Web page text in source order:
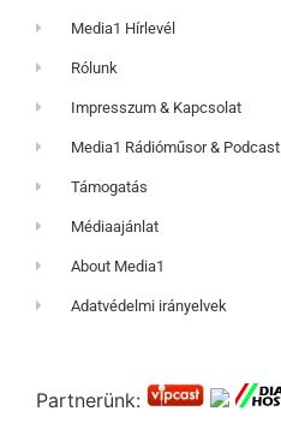
Media1 Hírlevél
Rólunk
Impresszum & Kapcsolat
Media1 Rádióműsor & Podcast
Támogatás
Médiaajánlat
About Media1
Adatvédelmi irányelvek
Partnerünk: